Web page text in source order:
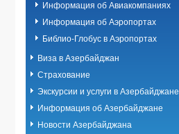
Информация об Авиакомпаниях
Информация об Аэропортах
Библио-Глобус в Аэропортах
Виза в Азербайджан
Страхование
Экскурсии и услуги в Азербайджане
Информация об Азербайджане
Новости Азербайджана